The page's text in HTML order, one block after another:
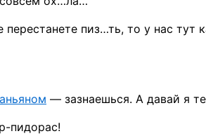
пиз…ть, то у нас тут
— зазнаешься. А давай я
пидорас!